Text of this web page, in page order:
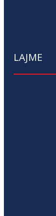
LAJME